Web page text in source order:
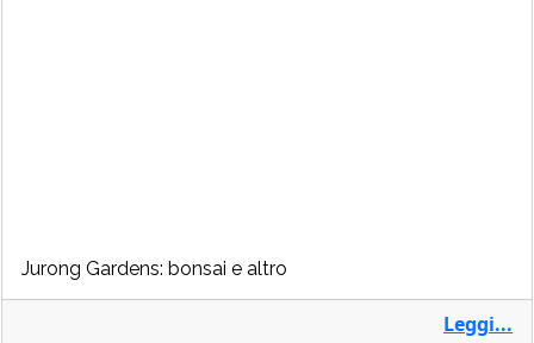
Jurong Gardens: bonsai e altro
Leggi...